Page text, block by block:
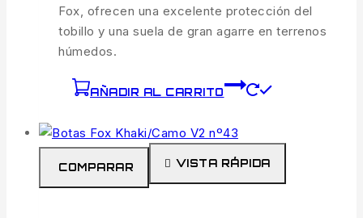
Fox, ofrecen una excelente protección del
tobillo y una suela de gran agarre en terrenos
húmedos.
AÑADIR AL CARRITO
COMPARAR VISTA RÁPIDA